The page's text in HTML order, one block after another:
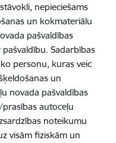
nepieciešams
un kokmateriālu
pašvaldības
Sadarbības
personu, kuras veic
un
novada pašvaldības
autoceļu
noteikumu
visām fiziskām un